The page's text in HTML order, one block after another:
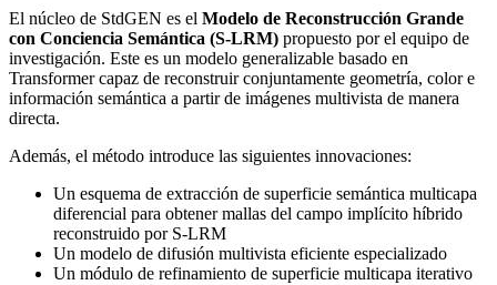
El núcleo de StdGEN es el Modelo de Reconstrucción Grande
con Conciencia Semántica (S-LRM) propuesto por el equipo de
investigación. Este es un modelo generalizable basado en
Transformer capaz de reconstruir conjuntamente geometría, color e
información semántica a partir de imágenes multivista de manera
directa.
Además, el método introduce las siguientes innovaciones:
Un esquema de extracción de superficie semántica multicapa
diferencial para obtener mallas del campo implícito híbrido
reconstruido por S-LRM
Un modelo de difusión multivista eficiente especializado
Un módulo de refinamiento de superficie multicapa iterativo